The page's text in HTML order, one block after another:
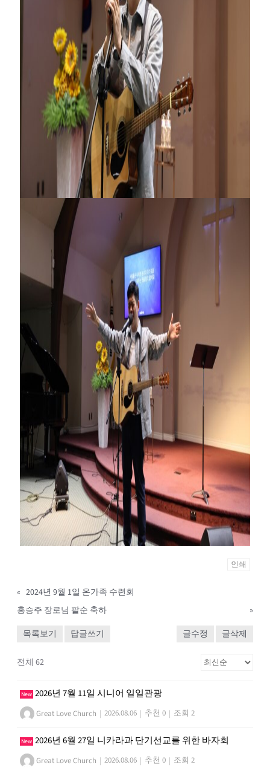
인쇄
« 2024년 9월 1일 온가족 수련회
홍승주 장로님 팔순 축하
»
목록보기
답글쓰기 글수정 글삭제
전체 62
New 2026년 7월 11일 시니어 일일관광
Great Love Church | 2026.08.06 | 추천 0 | 조회 2
New 2026년 6월 27일 니카라과 단기선교를 위한 바자회
Great Love Church | 2026.08.06 | 추천 0 | 조회 2